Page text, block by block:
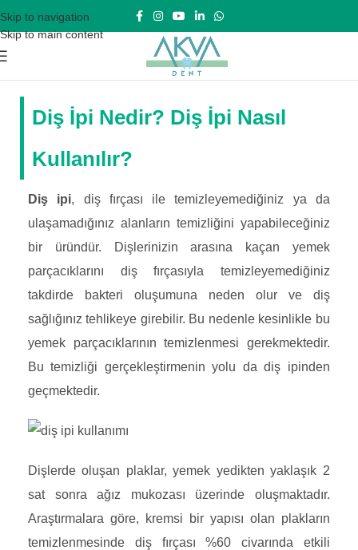
Skip to navigation
Skip to main content
Diş İpi Nedir? Diş İpi Nasıl
Kullanılır?
Diş ipi, diş fırçası ile temizleyemediğiniz ya da
ulaşamadığınız alanların temizliğini yapabileceğiniz
bir üründür. Dişlerinizin arasına kaçan yemek
parçacıklarını diş fırçasıyla temizleyemediğiniz
takdirde bakteri oluşumuna neden olur ve diş
sağlığınız tehlikeye girebilir. Bu nedenle kesinlikle bu
yemek parçacıklarının temizlenmesi gerekmektedir.
Bu temizliği gerçekleştirmenin yolu da diş ipinden
geçmektedir.
Dişlerde oluşan plaklar, yemek yedikten yaklaşık 2
sat sonra ağız mukozası üzerinde oluşmaktadır.
Araştırmalara göre, kremsi bir yapısı olan plakların
temizlenmesinde diş fırçası %60 civarında etkili